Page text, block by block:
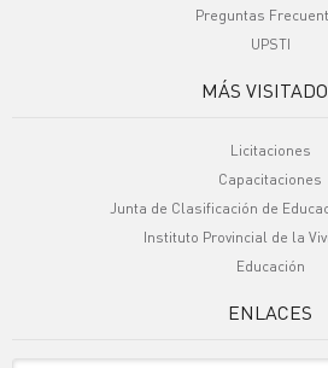
Preguntas
UPSTI
MÁS
Licitaciones
Capacitaciones
Junta de Clasificación de
Instituto Provincial de la
Educación
ENLACES